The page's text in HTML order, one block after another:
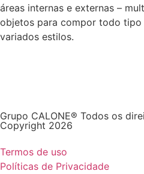
áreas internas e externas –
objetos para compor todo tipo
variados estilos.
Grupo CALONE® Todos os
Copyright 2026
Termos de uso
Políticas de Privacidade